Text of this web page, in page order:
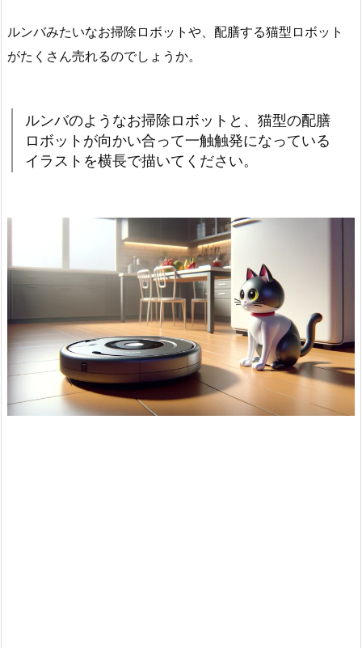
ルンバみたいなお掃除ロボットや、配膳する猫型ロボット
がたくさん売れるのでしょうか。
ルンバのようなお掃除ロボットと、猫型の配膳
ロボットが向かい合って一触触発になっている
イラストを横長で描いてください。